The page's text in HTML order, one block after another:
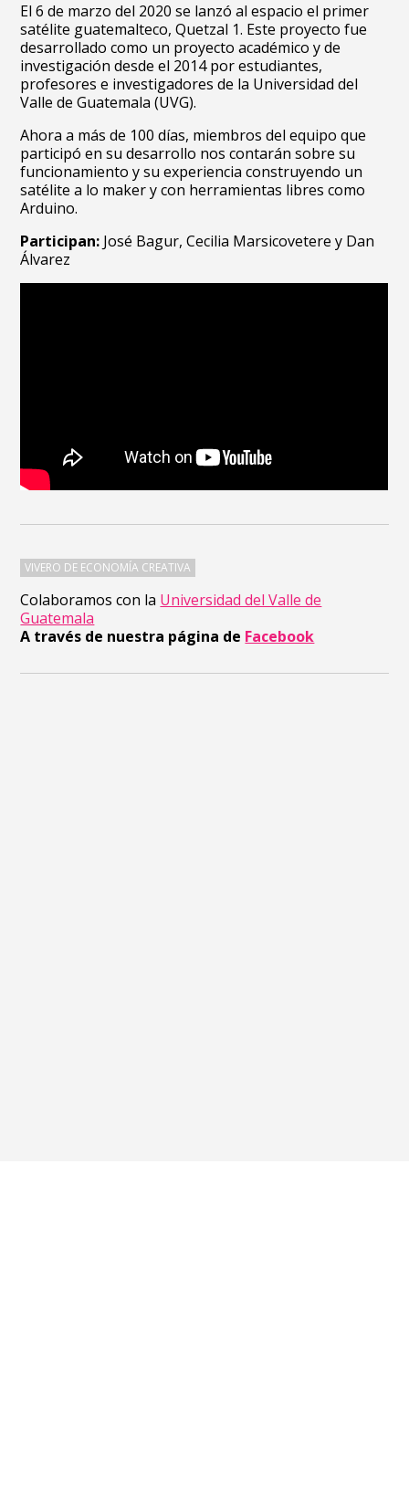
Colaboramos con la Universidad del Valle de
Guatemala
A través de nuestra página de Facebook
El 6 de marzo del 2020 se lanzó al espacio el primer
satélite guatemalteco, Quetzal 1. Este proyecto fue
desarrollado como un proyecto académico y de
investigación desde el 2014 por estudiantes,
profesores e investigadores de la Universidad del
Valle de Guatemala (UVG).
Ahora a más de 100 días, miembros del equipo que
participó en su desarrollo nos contarán sobre su
funcionamiento y su experiencia construyendo un
satélite a lo maker y con herramientas libres como
Arduino.
Participan: José Bagur,Cecilia Marsicovetere y Dan
Álvarez
VIVERO DE ECONOMÍA CREATIVA